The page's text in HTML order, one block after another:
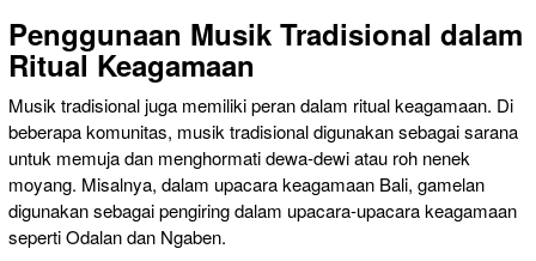
Penggunaan Musik Tradisional dalam
Ritual Keagamaan
Musik tradisional juga memiliki peran dalam ritual keagamaan. Di
beberapa komunitas, musik tradisional digunakan sebagai sarana
untuk memuja dan menghormati dewa-dewi atau roh nenek
moyang. Misalnya, dalam upacara keagamaan Bali, gamelan
digunakan sebagai pengiring dalam upacara-upacara keagamaan
seperti Odalan dan Ngaben.